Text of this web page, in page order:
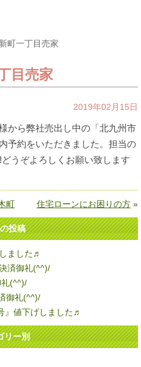
町一丁目売家
目売家
2019年02月15日
から弊社売出し中の「北九州市
予約をいただきました。担当の
うぞよろしくお願い致します
町 住宅ローンにお困りの方 »
投稿
ました♬
済御礼(^^)/
礼(^^)/
御礼(^^)/
』値下げしました♬
リー別